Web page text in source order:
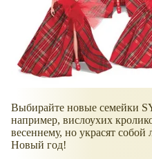
Выбирайте новые семейки
например, вислоухих
весеннему, но украсят
Новый год!